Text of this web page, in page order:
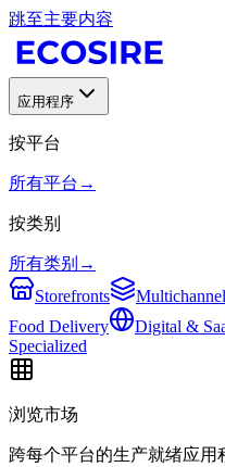
跳至主要内容
应用程序
按平台
所有平台 →
按类别
所有类别 →
Storefronts
Food Delivery
Digital &
Specialized
浏览市场
跨每个平台的生产就绪应用